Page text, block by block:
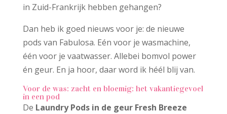
in Zuid-Frankrijk hebben gehangen?
Dan heb ik goed nieuws voor je: de nieuwe
pods van Fabulosa. Eén voor je wasmachine,
één voor je vaatwasser. Allebei bomvol power
én geur. En ja hoor, daar word ik héél blij van.
Voor de was: zacht en bloemig: het vakantiegevoel
in een pod
De Laundry Pods in de geur Fresh Breeze